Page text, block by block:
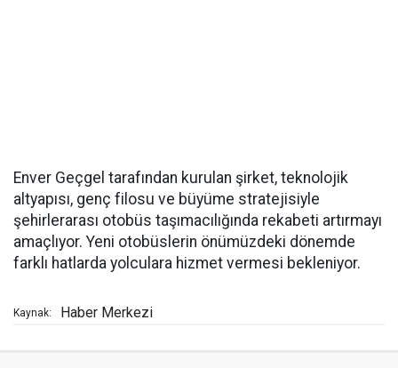
Enver Geçgel tarafından kurulan şirket, teknolojik
altyapısı, genç filosu ve büyüme stratejisiyle
şehirlerarası otobüs taşımacılığında rekabeti artırmayı
amaçlıyor. Yeni otobüslerin önümüzdeki dönemde
farklı hatlarda yolculara hizmet vermesi bekleniyor.
Kaynak: Haber Merkezi